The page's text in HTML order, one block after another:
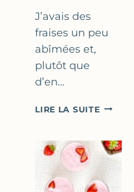
J’avais des
fraises un peu
abîmées et,
plutôt que
d’en…
LIRE LA SUITEGÂTEAU
FRAISES